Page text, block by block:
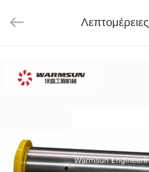
ΠΡΟΪΌΝΤΑ
ΕΜΕΊΣ
ΓΎΡΟΣ
Co.,
Reserved.
Λεπτομέρειες